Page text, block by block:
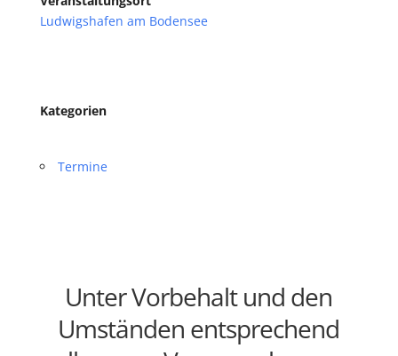
Ludwigshafen am Bodensee
Kategorien
Termine
Unter Vorbehalt und den
Umständen entsprechend